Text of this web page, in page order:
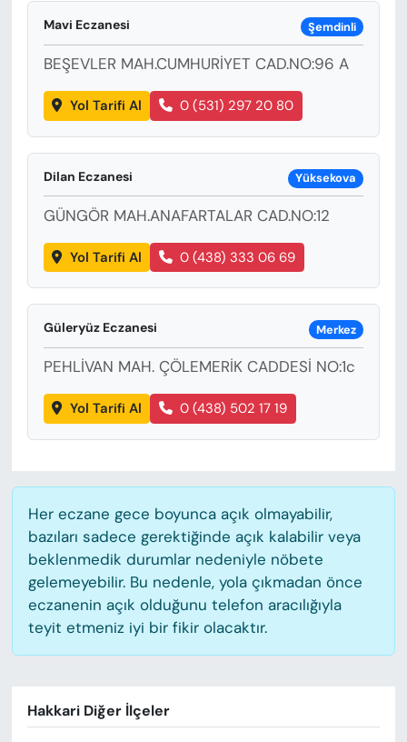
Mavi Eczanesi Şemdinli
BEŞEVLER MAH.CUMHURİYET CAD.NO:96 A
Yol Tarifi Al 0 (531) 297 20 80
Dilan Eczanesi Yüksekova
GÜNGÖR MAH.ANAFARTALAR CAD.NO:12
Yol Tarifi Al 0 (438) 333 06 69
Güleryüz Eczanesi Merkez
PEHLİVAN MAH. ÇÖLEMERİK CADDESİ NO:1c
Yol Tarifi Al 0 (438) 502 17 19
Her eczane gece boyunca açık olmayabilir,
bazıları sadece gerektiğinde açık kalabilir veya
beklenmedik durumlar nedeniyle nöbete
gelemeyebilir. Bu nedenle, yola çıkmadan önce
eczanenin açık olduğunu telefon aracılığıyla
teyit etmeniz iyi bir fikir olacaktır.
Hakkari Diğer İlçeler
SİYASET